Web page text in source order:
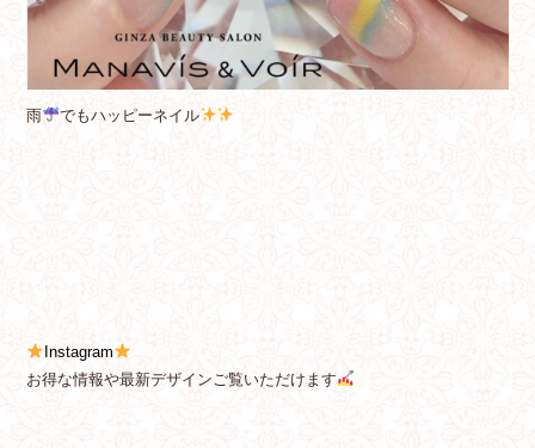
雨 でもハッピーネイル
Instagram
お得な情報や最新デザインご覧いただけます